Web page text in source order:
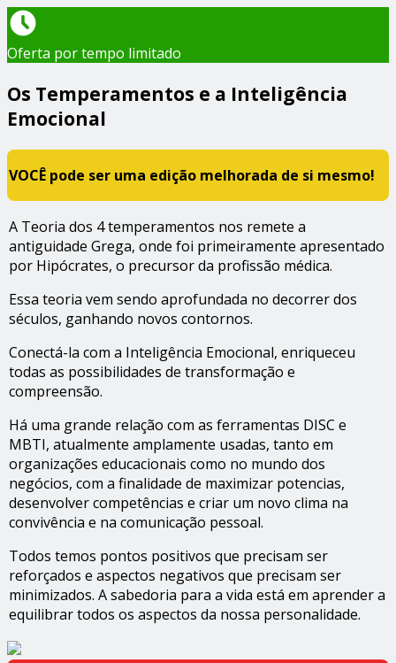
Oferta por tempo limitado
Os Temperamentos e a Inteligência
Emocional
VOCÊ pode ser uma edição melhorada de si mesmo!
A Teoria dos 4 temperamentos nos remete a
antiguidade Grega, onde foi primeiramente apresentado
por Hipócrates, o precursor da profissão médica.
Essa teoria vem sendo aprofundada no decorrer dos
séculos, ganhando novos contornos.
Conectá-la com a Inteligência Emocional, enriqueceu
todas as possibilidades de transformação e
compreensão.
Há uma grande relação com as ferramentas DISC e
MBTI, atualmente amplamente usadas, tanto em
organizações educacionais como no mundo dos
negócios, com a finalidade de maximizar potencias,
desenvolver competências e criar um novo clima na
convivência e na comunicação pessoal.
Todos temos pontos positivos que precisam ser
reforçados e aspectos negativos que precisam ser
minimizados. A sabedoria para a vida está em aprender a
equilibrar todos os aspectos da nossa personalidade.